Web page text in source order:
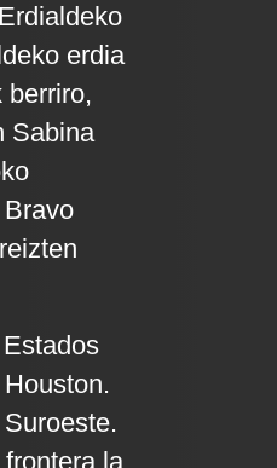
erdia
berriro,
Sabina
la